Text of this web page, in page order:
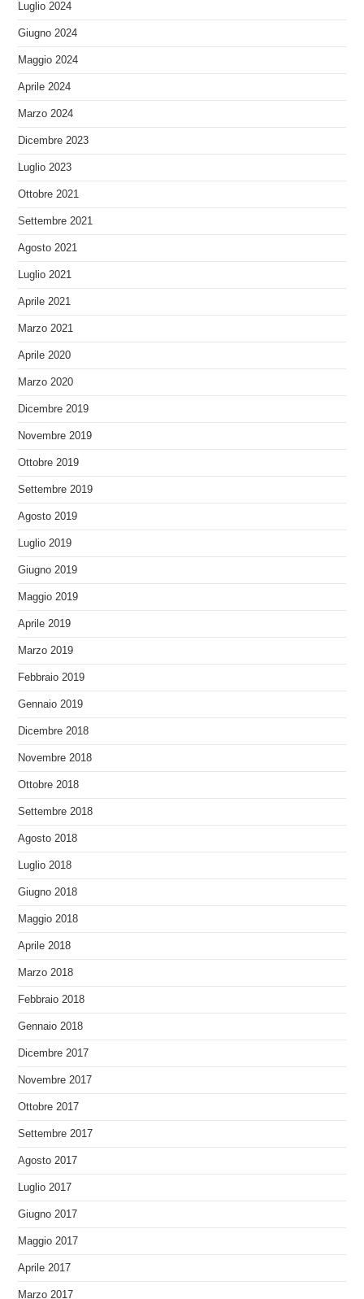
Luglio 2024
Giugno 2024
Maggio 2024
Aprile 2024
Marzo 2024
Dicembre 2023
Luglio 2023
Ottobre 2021
Settembre 2021
Agosto 2021
Luglio 2021
Aprile 2021
Marzo 2021
Aprile 2020
Marzo 2020
Dicembre 2019
Novembre 2019
Ottobre 2019
Settembre 2019
Agosto 2019
Luglio 2019
Giugno 2019
Maggio 2019
Aprile 2019
Marzo 2019
Febbraio 2019
Gennaio 2019
Dicembre 2018
Novembre 2018
Ottobre 2018
Settembre 2018
Agosto 2018
Luglio 2018
Giugno 2018
Maggio 2018
Aprile 2018
Marzo 2018
Febbraio 2018
Gennaio 2018
Dicembre 2017
Novembre 2017
Ottobre 2017
Settembre 2017
Agosto 2017
Luglio 2017
Giugno 2017
Maggio 2017
Aprile 2017
Marzo 2017